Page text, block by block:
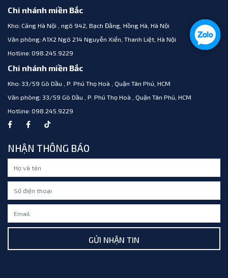
Chi nhánh miền Bắc
Kho: Cảng Hà Nội , ngõ 942, Bạch Đằng, Hồng Hà, Hà Nội
Văn phòng: A1X2 Ngõ 214 Nguyễn Xiển, Thanh Liệt, Hà Nội
Hotline: 098.245.9229
Chi nhánh miền Bắc
Kho: 33/59 Gò Dầu , P. Phú Thọ Hoà , Quận Tân Phú, HCM
Văn phòng: 33/59 Gò Dầu , P. Phú Thọ Hoà , Quận Tân Phú, HCM
Hotline: 098.245.9229
NHẬN THÔNG BÁO
GỬI NHẬN TIN